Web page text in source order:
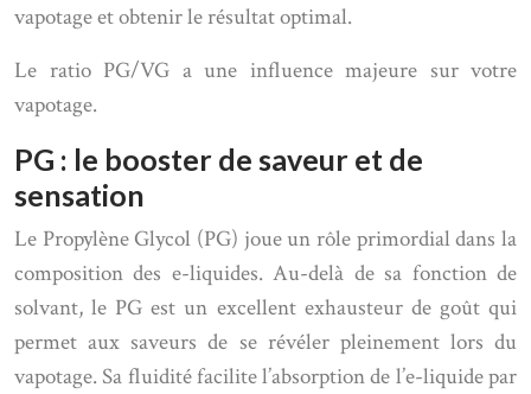
vapotage et obtenir le résultat optimal.
Le ratio PG/VG a une influence majeure sur votre
vapotage.
PG : le booster de saveur et de
sensation
Le Propylène Glycol (PG) joue un rôle primordial dans la
composition des e-liquides. Au-delà de sa fonction de
solvant, le PG est un excellent exhausteur de goût qui
permet aux saveurs de se révéler pleinement lors du
vapotage. Sa fluidité facilite l’absorption de l’e-liquide par